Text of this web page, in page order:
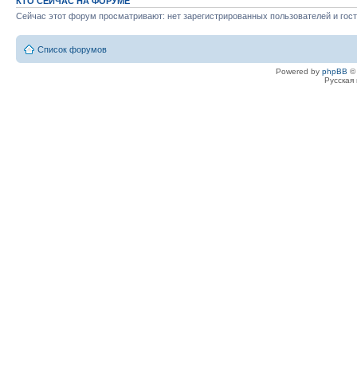
Сейчас этот форум просматривают: нет зарегистрированных пользователей и
Список форумов
Powered by phpBB ©